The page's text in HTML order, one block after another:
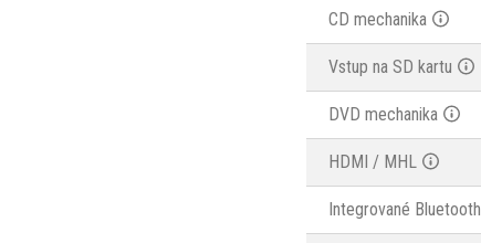
CD mechanika
Vstup na SD kartu
DVD mechanika
HDMI / MHL
Integrované Bluetooth